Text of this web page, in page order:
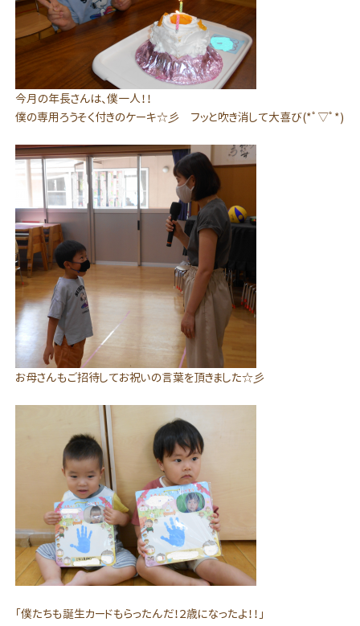
今月の年長さんは、僕一人！！
僕の専用ろうそく付きのケーキ☆彡 フッと吹き消して大喜び(*ﾟ▽ﾟ*)
お母さんもご招待してお祝いの言葉を頂きました☆彡
「僕たちも誕生カードもらったんだ！２歳になったよ！！」